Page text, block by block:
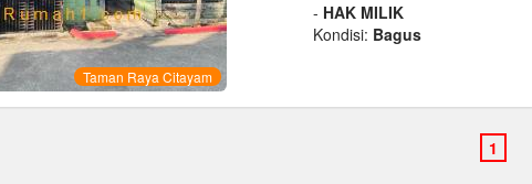
Taman Raya Citayam
- HAK MILIK
Kondisi: Bagus